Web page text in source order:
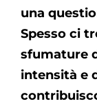
una
Spesso ci
sfumature
intensità e